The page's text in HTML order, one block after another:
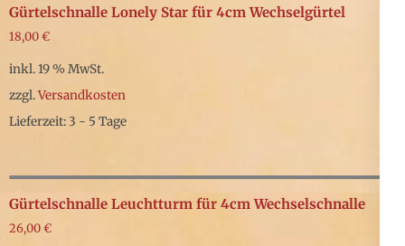
gewählt
werden
Gürtelschnalle Lonely Star für 4cm Wechselgürtel
18,00€
inkl. 19 % MwSt.
zzgl.Versandkosten
Lieferzeit: 3 - 5 Tage
Gürtelschnalle Leuchtturm für 4cm Wechselschnalle
26,00€